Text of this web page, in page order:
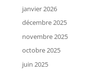
janvier 2026
décembre 2025
novembre 2025
octobre 2025
juin 2025